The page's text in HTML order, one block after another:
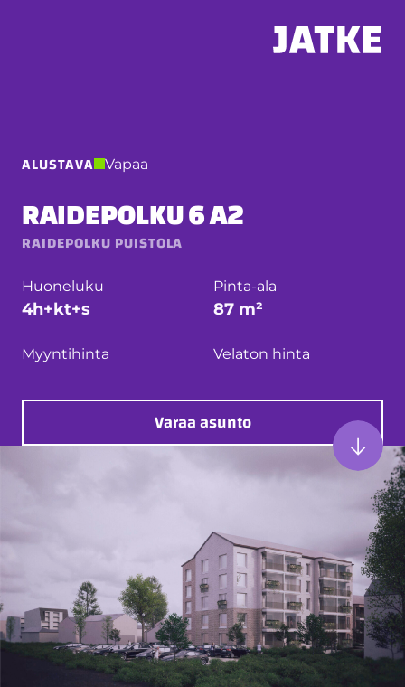
ALUSTAVA Vapaa
RAIDEPOLKU 6 A2
RAIDEPOLKU PUISTOLA
Huoneluku
4h+kt+s
Pinta-ala
87 m²
Myyntihinta Velaton hinta
Varaa asunto